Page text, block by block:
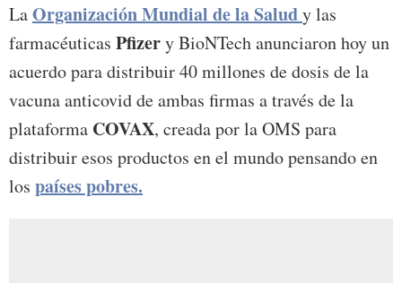
LaOrganización Mundial de la Saludy las
farmacéuticas Pfizery BioNTech anunciaron hoy un
acuerdo para distribuir 40 millones de dosis de la
vacuna anticovid de ambas firmas a través de la
plataforma COVAX, creada por la OMS para
distribuir esos productos en el mundo pensando en
los países pobres.